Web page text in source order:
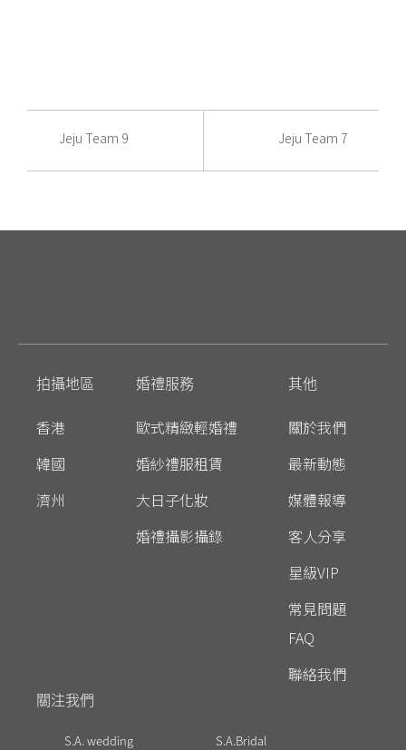
Jeju Team 9 Jeju Team 7
拍攝地區
香港
韓國
濟州
婚禮服務
歐式精緻輕婚禮
婚紗禮服租賃
大日子化妝
婚禮攝影攝錄
其他
關於我們
最新動態
媒體報導
客人分享
星級VIP
常見問題
FAQ
聯絡我們
關注我們
S.A. wedding S.A.Bridal